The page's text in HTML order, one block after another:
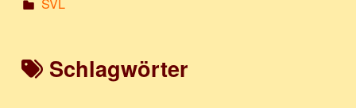
Schlagwörter